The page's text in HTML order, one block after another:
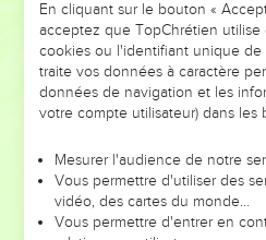
Tous les prophètes rendent
toute personne qui croit en lui
des péchés. »
Des non-Juifs reçoivent
Pierre parlait encore quand le
tous ceux qui écoutaient la
Tous les croyants circoncis
En cliquant sur le bouton «
acceptez que TopChrétien utilise
cookies ou l'identifiant unique de
traite vos données à caractère
données de navigation et les
votre compte utilisateur) dans les
Mesurer l'audience de notre
Vous permettre d'utiliser des
vidéo, des cartes du monde…
Vous permettre d'entrer en